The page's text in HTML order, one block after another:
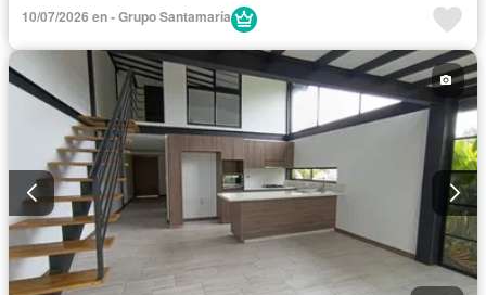
10/07/2026 en - Grupo Santamaría